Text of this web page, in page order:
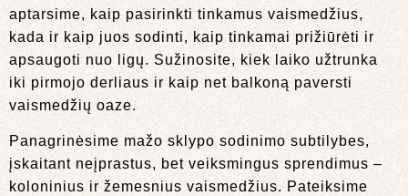
aptarsime, kaip pasirinkti tinkamus vaismedžius,
kada ir kaip juos sodinti, kaip tinkamai prižiūrėti ir
apsaugoti nuo ligų. Sužinosite, kiek laiko užtrunka
iki pirmojo derliaus ir kaip net balkoną paversti
vaismedžių oaze.
Panagrinėsime mažo sklypo sodinimo subtilybes,
įskaitant neįprastus, bet veiksmingus sprendimus –
koloninius ir žemesnius vaismedžius. Pateiksime